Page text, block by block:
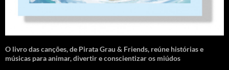
O livro das canções,de Pirata Grau & Friends, reúne histórias e
músicas para animar, divertir e conscientizar os miúdos